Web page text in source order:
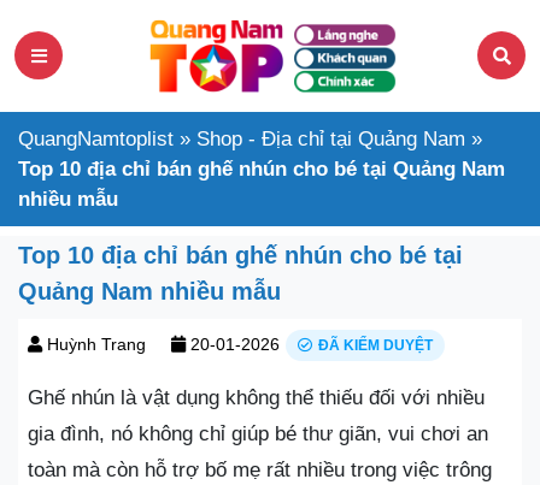
QuangNamtoplist » Shop - Địa chỉ tại Quảng Nam »
Top 10 địa chỉ bán ghế nhún cho bé tại Quảng Nam
nhiều mẫu
Top 10 địa chỉ bán ghế nhún cho bé tại
Quảng Nam nhiều mẫu
Huỳnh Trang 20-01-2026 ĐÃ KIỂM DUYỆT
Ghế nhún là vật dụng không thể thiếu đối với nhiều
gia đình, nó không chỉ giúp bé thư giãn, vui chơi an
toàn mà còn hỗ trợ bố mẹ rất nhiều trong việc trông